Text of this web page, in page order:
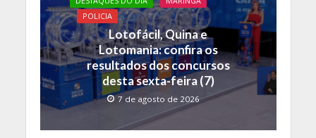
POLICIA
Lotofácil, Quina e
Lotomania: confira os
resultados dos concursos
desta sexta-feira (7)
7 de agosto de 2026